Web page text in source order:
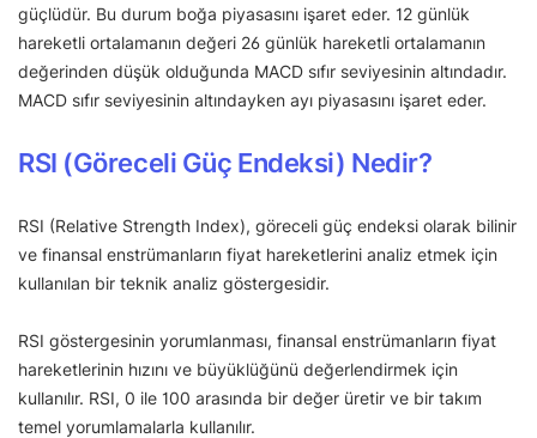
güçlüdür. Bu durum boğa piyasasını işaret eder. 12 günlük
hareketli ortalamanın değeri 26 günlük hareketli ortalamanın
değerinden düşük olduğunda MACD sıfır seviyesinin altındadır.
MACD sıfır seviyesinin altındayken ayı piyasasını işaret eder.
RSI (Göreceli Güç Endeksi) Nedir?
RSI (Relative Strength Index), göreceli güç endeksi olarak bilinir
ve finansal enstrümanların fiyat hareketlerini analiz etmek için
kullanılan bir teknik analiz göstergesidir.
RSI göstergesinin yorumlanması, finansal enstrümanların fiyat
hareketlerinin hızını ve büyüklüğünü değerlendirmek için
kullanılır. RSI, 0 ile 100 arasında bir değer üretir ve bir takım
temel yorumlamalarla kullanılır.